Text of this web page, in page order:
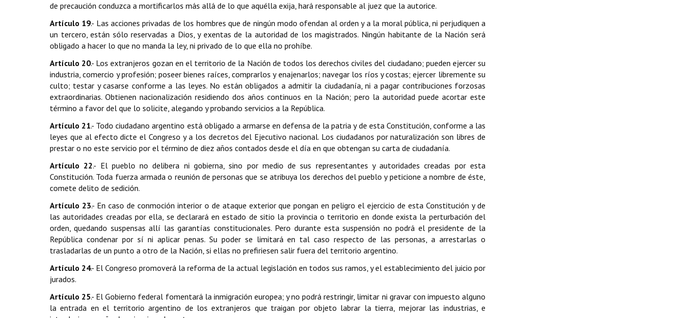
de precaución conduzca a mortificarlos más allá de lo que aquélla exija, hará responsable al juez que la autorice.
Artículo 19.- Las acciones privadas de los hombres que de ningún modo ofendan al orden y a la moral pública, ni perjudiquen a
un tercero, están sólo reservadas a Dios, y exentas de la autoridad de los magistrados. Ningún habitante de la Nación será
obligado a hacer lo que no manda la ley, ni privado de lo que ella no prohíbe.
Artículo 20.- Los extranjeros gozan en el territorio de la Nación de todos los derechos civiles del ciudadano; pueden ejercer su
industria, comercio y profesión; poseer bienes raíces, comprarlos y enajenarlos; navegar los ríos y costas; ejercer libremente su
culto; testar y casarse conforme a las leyes. No están obligados a admitir la ciudadanía, ni a pagar contribuciones forzosas
extraordinarias. Obtienen nacionalización residiendo dos años continuos en la Nación; pero la autoridad puede acortar este
término a favor del que lo solicite, alegando y probando servicios a la República.
Artículo 21.- Todo ciudadano argentino está obligado a armarse en defensa de la patria y de esta Constitución, conforme a las
leyes que al efecto dicte el Congreso y a los decretos del Ejecutivo nacional. Los ciudadanos por naturalización son libres de
prestar o no este servicio por el término de diez años contados desde el día en que obtengan su carta de ciudadanía.
Artículo 22.- El pueblo no delibera ni gobierna, sino por medio de sus representantes y autoridades creadas por esta
Constitución. Toda fuerza armada o reunión de personas que se atribuya los derechos del pueblo y peticione a nombre de éste,
comete delito de sedición.
Artículo 23.- En caso de conmoción interior o de ataque exterior que pongan en peligro el ejercicio de esta Constitución y de
las autoridades creadas por ella, se declarará en estado de sitio la provincia o territorio en donde exista la perturbación del
orden, quedando suspensas allí las garantías constitucionales. Pero durante esta suspensión no podrá el presidente de la
República condenar por sí ni aplicar penas. Su poder se limitará en tal caso respecto de las personas, a arrestarlas o
trasladarlas de un punto a otro de la Nación, si ellas no prefiriesen salir fuera del territorio argentino.
Artículo 24.- El Congreso promoverá la reforma de la actual legislación en todos sus ramos, y el establecimiento del juicio por
jurados.
Artículo 25.- El Gobierno federal fomentará la inmigración europea; y no podrá restringir, limitar ni gravar con impuesto alguno
la entrada en el territorio argentino de los extranjeros que traigan por objeto labrar la tierra, mejorar las industrias, e